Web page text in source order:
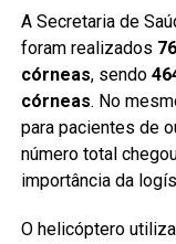
A Secretaria de
foram realizados
córneas, sendo
córneas. No
para pacientes de
número total
importância da
O helicóptero